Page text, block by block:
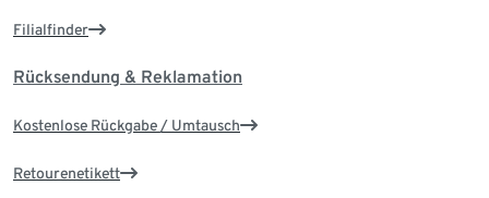
Filialfinder
Rücksendung & Reklamation
Kostenlose Rückgabe / Umtausch
Retourenetikett